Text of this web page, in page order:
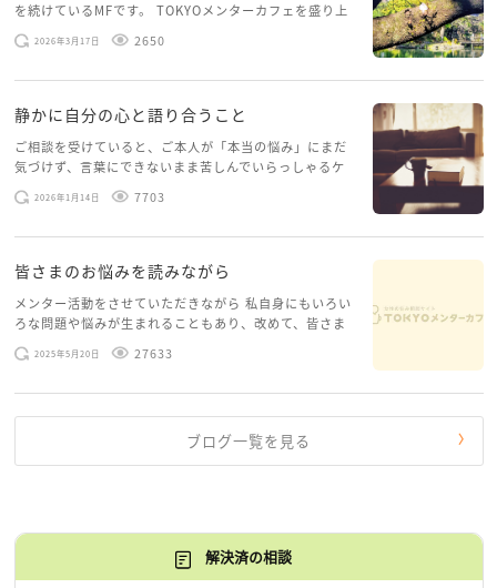
を続けているMFです。 TOKYOメンターカフェを盛り上
げたいという想いから、勇気を出して初めてブログを投
稿してみようと思います。少し自分のことを書いてみま
2026年3月17日 2650
静かに自分の心と語り合うこと
ご相談を受けていると、ご本人が「本当の悩み」にまだ
気づけず、言葉にできないまま苦しんでいらっしゃるケ
ースがありますお悩みというのは、心の深いところ（深
層心理）に触れることで、まったく違う角度から解決の
2026年1月14日 7703
皆さまのお悩みを読みながら
メンター活動をさせていただきながら 私自身にもいろい
ろな問題や悩みが生まれることもあり、改めて、皆さま
のお悩みを読みながら 「みんな、もがいてる。わたし
だけじゃないんだな」と、逆に励まされるような日々で
2025年5月20日 27633
ブログ一覧を見る
解決済の相談